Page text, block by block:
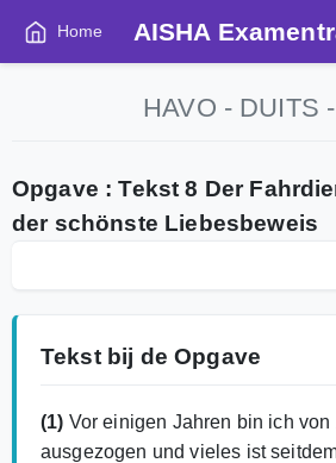
Home AISHA
HAVO - DUITS
Opgave : Tekst 8 Der
der schönste Liebesbeweis
Tekst bij de Opgave
(1) Vor einigen Jahren bin ich von
ausgezogen und vieles ist